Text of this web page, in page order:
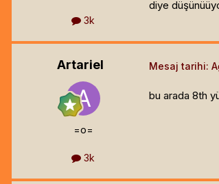
3k
diye
Artariel
=o=
3k
Mesaj tarihi:
bu arada 8th